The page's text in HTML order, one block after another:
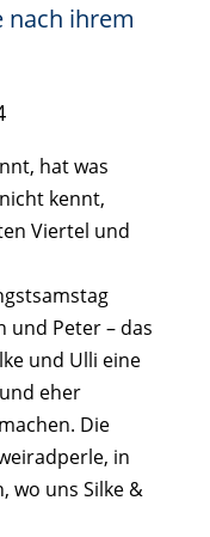
nach ihrem
hat was
kennt,
Viertel und
und Peter – das
und Ulli eine
eher
Die
in
wo uns Silke &